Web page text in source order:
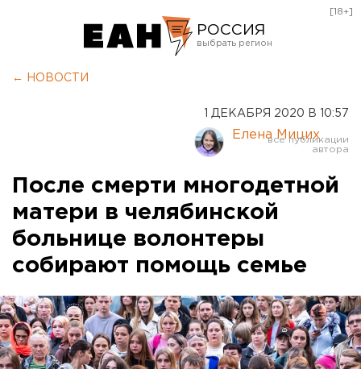
РОССИЯ
Курган
Оренбург
[18+]
← НОВОСТИ
1 ДЕКАБРЯ 2020 В 10:57
Елена Мицих
После смерти многодетной
матери в челябинской
больнице волонтеры
собирают помощь семье